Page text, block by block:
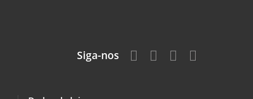
Siga-nos